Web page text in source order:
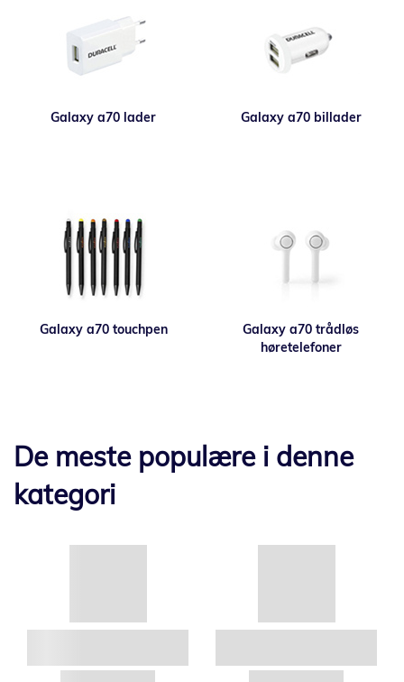
Galaxy a70 lader Galaxy a70 billader
Galaxy a70 touchpen
Galaxy a70 trådløs
høretelefoner
De meste populære i denne
kategori